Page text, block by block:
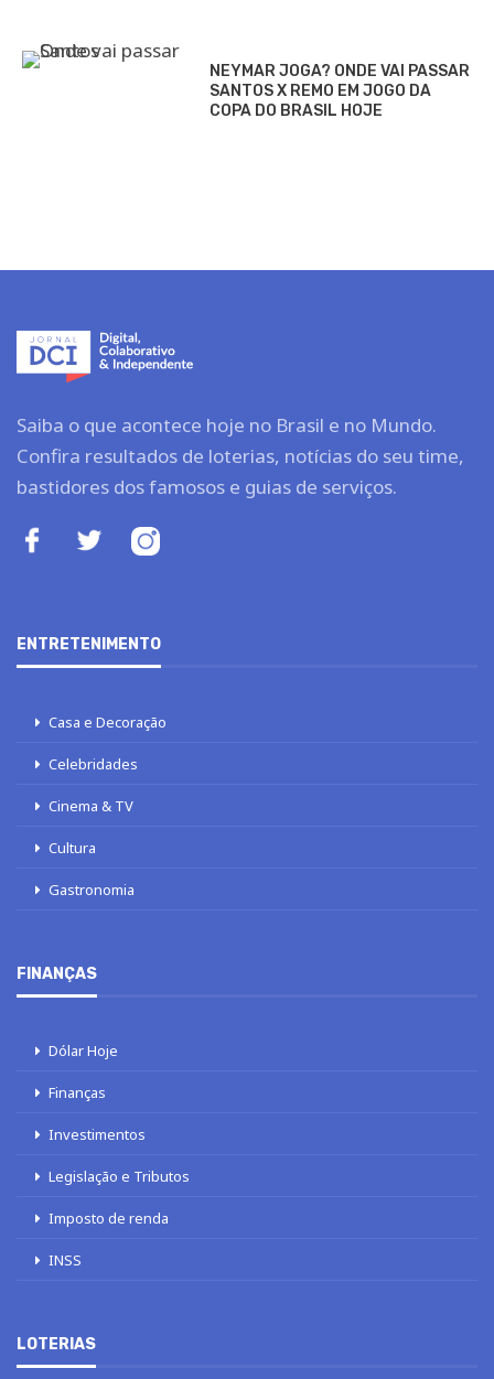
NEYMAR JOGA? ONDE VAI PASSAR
SANTOS X REMO EM JOGO DA
COPA DO BRASIL HOJE
Saiba o que acontece hoje no Brasil e no Mundo.
Confira resultados de loterias, notícias do seu time,
bastidores dos famosos e guias de serviços.
ENTRETENIMENTO
Casa e Decoração
Celebridades
Cinema & TV
Cultura
Gastronomia
FINANÇAS
Dólar Hoje
Finanças
Investimentos
Legislação e Tributos
Imposto de renda
INSS
LOTERIAS